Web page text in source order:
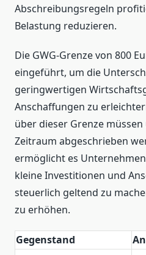
Abschreibungsregeln
Belastung reduzieren.
Die GWG-Grenze von 800
eingeführt, um die
geringwertigen
Anschaffungen zu
über dieser Grenze
Zeitraum abgeschrieben
ermöglicht es
kleine Investitionen und
steuerlich geltend zu
zu erhöhen.
Gegenstand